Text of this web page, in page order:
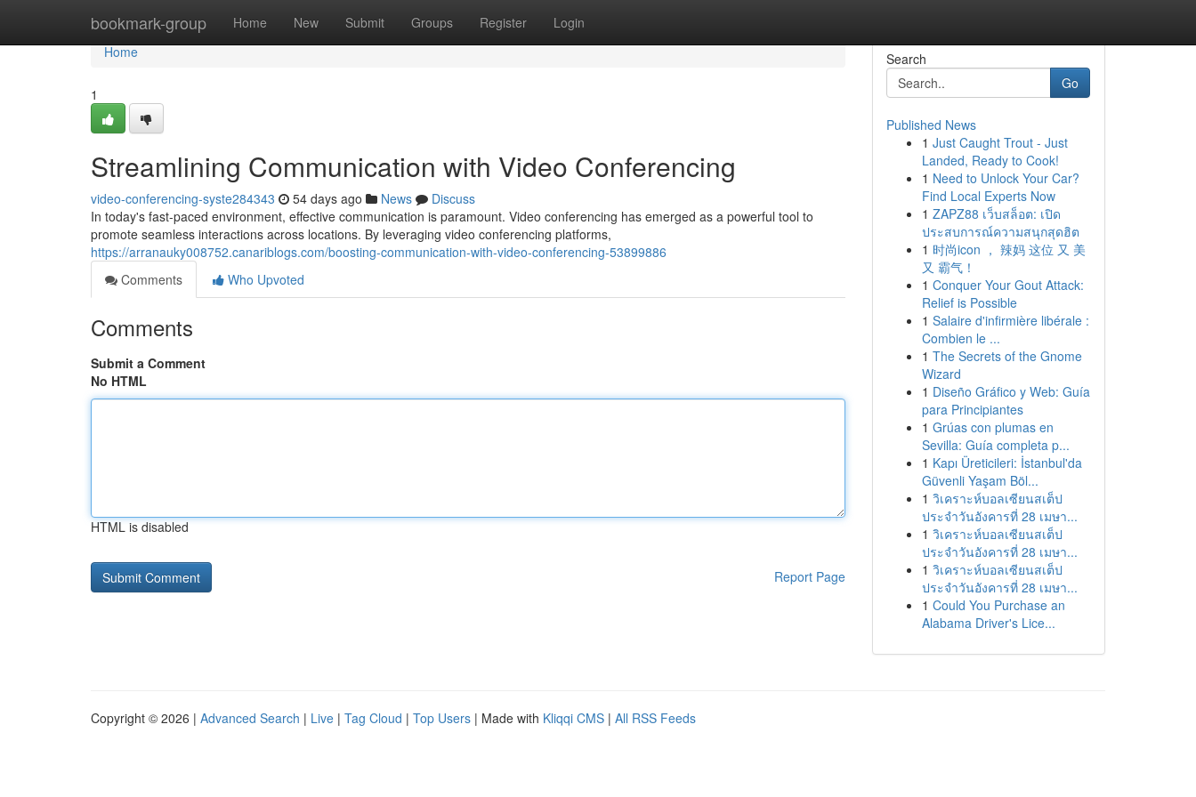
bookmark-group Home New Submit Groups Register Login
Home
Home
1
Streamlining Communication with Video Conferencing
video-conferencing-syste284343 54 days ago News
Discuss
In today's fast-paced environment, effective communication is paramount. Video conferencing has emerged as a powerful tool to
promote seamless interactions across locations. By leveraging video conferencing platforms,
https://arranauky008752.canariblogs.com/boosting-communication-with-video-conferencing-53899886
Comments
Who Upvoted
Comments
Submit a Comment
No HTML
HTML is disabled
Report Page
Search
Go
Published News
1 Just Caught Trout - Just
Landed, Ready to Cook!
1 Need to Unlock Your Car?
Find Local Experts Now
1 ZAPZ88 เว็บสล็อต: เปิด
ประสบการณ์ความสนุกสุดฮิต
1 时尚icon ， 辣妈 这位 又 美
又 霸气！
1 Conquer Your Gout Attack:
Relief is Possible
1 Salaire d'infirmière libérale :
Combien le ...
1 The Secrets of the Gnome
Wizard
1 Diseño Gráfico y Web: Guía
para Principiantes
1 Grúas con plumas en
Sevilla: Guía completa p...
1 Kapı Üreticileri: İstanbul'da
Güvenli Yaşam Böl...
1 วิเคราะห์บอลเซียนสเต็ป
ประจำวันอังคารที่ 28 เมษา...
1 วิเคราะห์บอลเซียนสเต็ป
ประจำวันอังคารที่ 28 เมษา...
1 วิเคราะห์บอลเซียนสเต็ป
ประจำวันอังคารที่ 28 เมษา...
1 Could You Purchase an
Alabama Driver's Lice...
Copyright © 2026 | Advanced Search | Live | Tag Cloud | Top Users | Made with Kliqqi CMS | All RSS Feeds